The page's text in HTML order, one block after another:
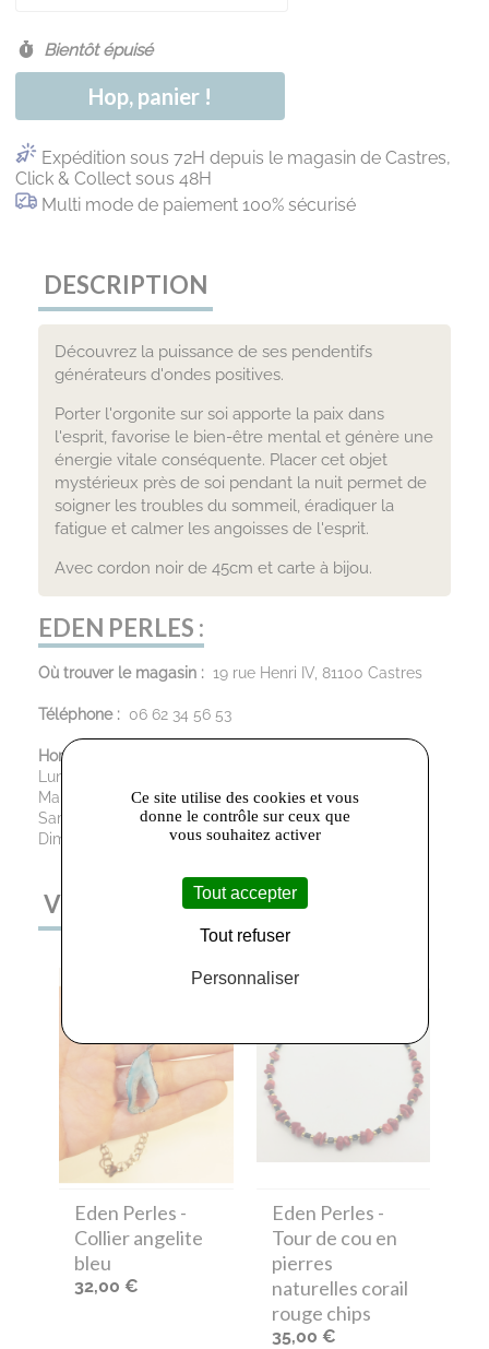
Bientôt épuisé
Hop, panier !
Expédition sous 72H depuis le magasin de Castres,
Click & Collect sous 48H
Multi mode de paiement 100% sécurisé
DESCRIPTION
Découvrez la puissance de ses pendentifs
générateurs d'ondes positives.
Porter l'orgonite sur soi apporte la paix dans
l'esprit, favorise le bien-être mental et génère une
énergie vitale conséquente. Placer cet objet
mystérieux près de soi pendant la nuit permet de
soigner les troubles du sommeil, éradiquer la
fatigue et calmer les angoisses de l'esprit.
Avec cordon noir de 45cm et carte à bijou.
EDEN PERLES :
Où trouver le magasin : 19 rue Henri IV, 81100 Castres
Téléphone : 06 62 34 56 53
Horaires d’ouverture :
Lundi: 14h00 - 17h00
Mardi au Vendredi : 09h30 - 12h00 / 13h30 - 19h00
Samedi: 09h30 - 12h00 / 13h30 - 18h30
Dimanche : Fermé
VOUS AIMEREZ AUSSI
Eden Perles -
Collier angelite
bleu
32,00 €
Eden Perles -
Tour de cou en
pierres
naturelles corail
rouge chips
35,00 €
Ce site utilise des cookies et vous
donne le contrôle sur ceux que
vous souhaitez activer
Tout accepter
Tout refuser
Personnaliser